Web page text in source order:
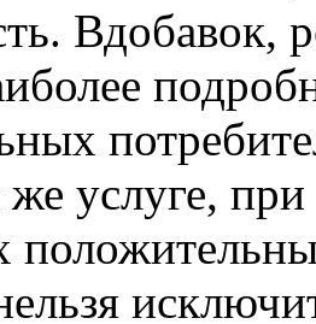
Вдобавок,
же услуге,